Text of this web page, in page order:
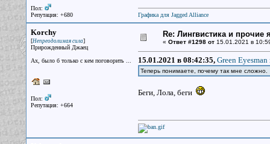
Пол:
Репутация: +680
Графика для Jagged Alliance
Korchy
[Непреодолимая сила]
Прирожденный Джаец
Ах, было б только с кем поговорить ...
Пол:
Репутация: +664
Re: Лингвистика и прочие
« Ответ #1298 от15.01.2021 в
15.01.2021 в 08:42:35, Green Eyesman
Теперь понимаете, почему так мне сложно.
Беги, Лола, беги